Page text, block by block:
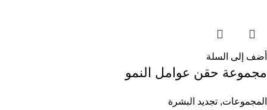
أضف إلى السلة
مجموعة حقن عوامل النمو
المجموعات, تجديد البشرة